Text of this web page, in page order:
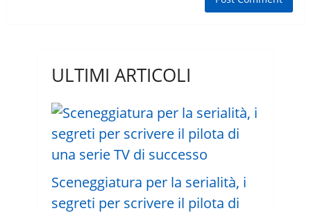
ULTIMI ARTICOLI
Sceneggiatura per la serialità, i
segreti per scrivere il pilota di